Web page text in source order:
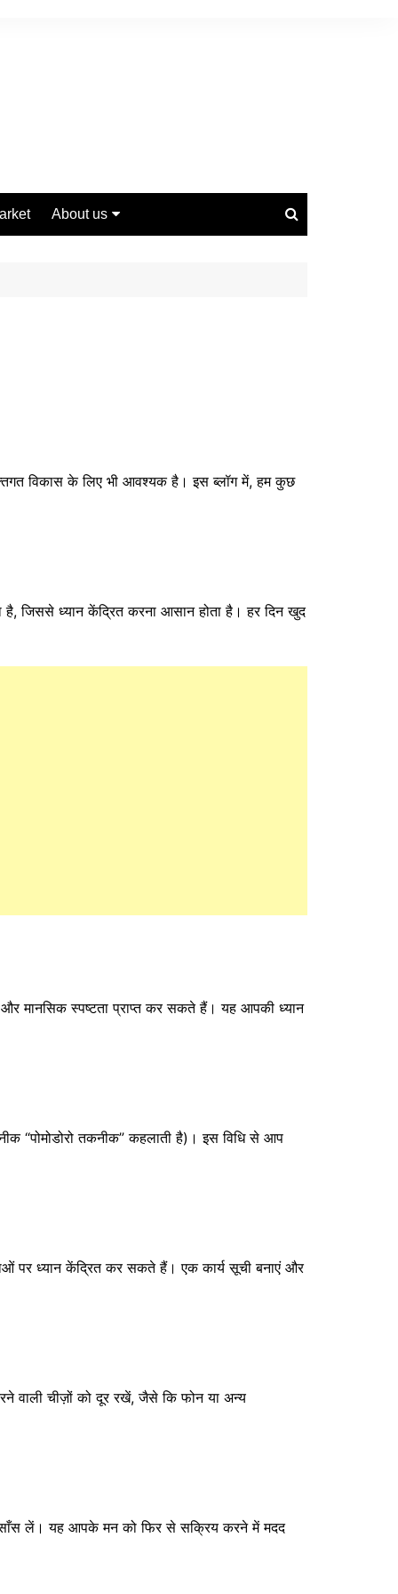
About us
विकास के लिए भी आवश्यक है। इस ब्लॉग में, हम कुछ
जिससे ध्यान केंद्रित करना आसान होता है। हर दिन खुद
मानसिक स्पष्टता प्राप्त कर सकते हैं। यह आपकी ध्यान
“पोमोडोरो तकनीक” कहलाती है)। इस विधि से आप
पर ध्यान केंद्रित कर सकते हैं। एक कार्य सूची बनाएं और
वाली चीज़ों को दूर रखें, जैसे कि फोन या अन्य
लें। यह आपके मन को फिर से सक्रिय करने में मदद